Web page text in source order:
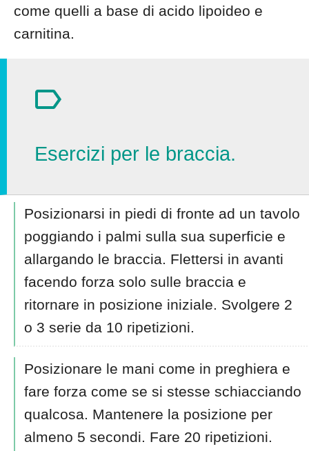
come quelli a base di acido lipoideo e
carnitina.
Esercizi per le braccia.
Posizionarsi in piedi di fronte ad un tavolo
poggiando i palmi sulla sua superficie e
allargando le braccia. Flettersi in avanti
facendo forza solo sulle braccia e
ritornare in posizione iniziale. Svolgere 2
o 3 serie da 10 ripetizioni.
Posizionare le mani come in preghiera e
fare forza come se si stesse schiacciando
qualcosa. Mantenere la posizione per
almeno 5 secondi. Fare 20 ripetizioni.